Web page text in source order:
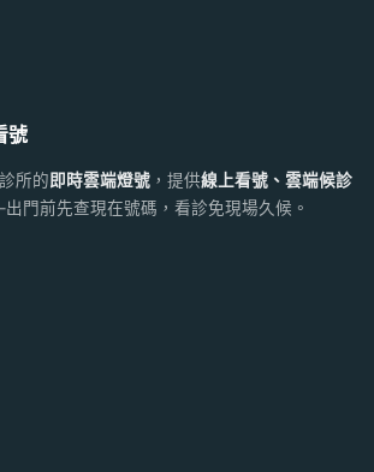
號
所的即時雲端燈號 ，提供線上看號、雲端候診
門前先查現在號碼，看診免現場久候。